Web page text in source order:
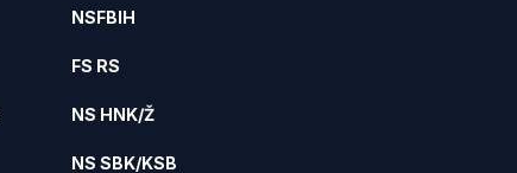
NSFBIH
FS RS
NS HNK/Ž
NS SBK/KSB